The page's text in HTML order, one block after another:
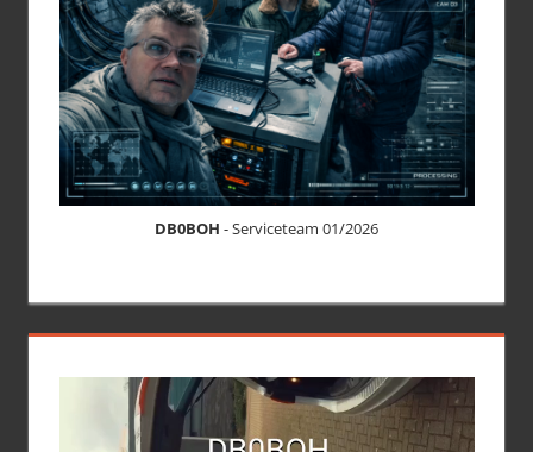
DB0BOH - Serviceteam 01/2026